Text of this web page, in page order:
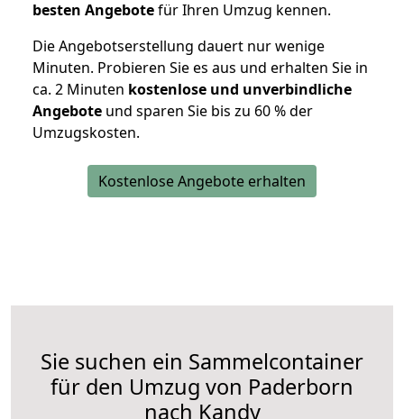
besten Angebotefür Ihren Umzug kennen.
Die Angebotserstellung dauert nur wenige
Minuten. Probieren Sie es aus und erhalten Sie in
ca. 2 Minuten kostenlose und unverbindliche
Angebote und sparen Sie bis zu 60 % der
Umzugskosten.
Kostenlose Angebote erhalten
Sie suchen ein Sammelcontainer
für den Umzug von Paderborn
nach Kandy